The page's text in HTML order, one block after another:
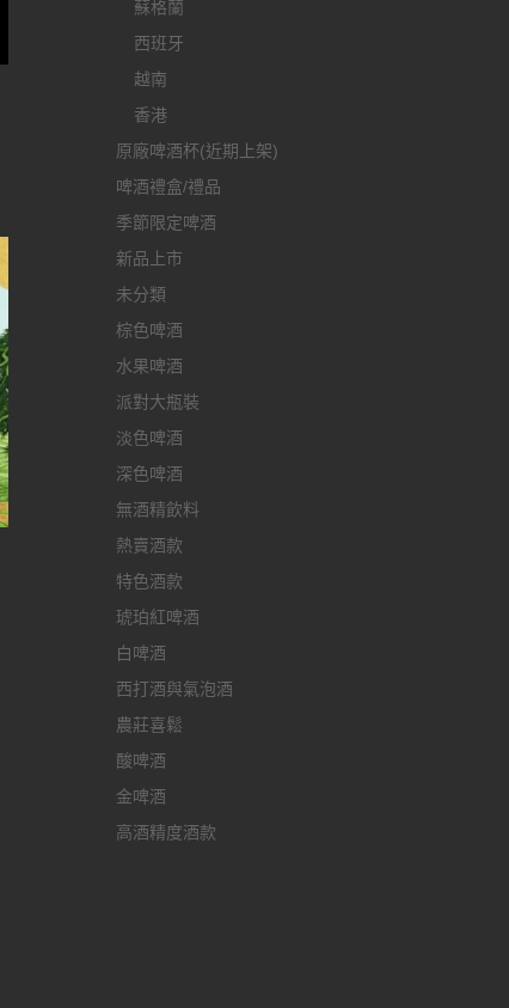
蘇格蘭
西班牙
越南
香港
原廠啤酒杯(近期上架)
啤酒禮盒/禮品
季節限定啤酒
新品上市
未分類
棕色啤酒
水果啤酒
派對大瓶裝
淡色啤酒
深色啤酒
無酒精飲料
熱賣酒款
特色酒款
琥珀紅啤酒
白啤酒
西打酒與氣泡酒
農莊喜鬆
酸啤酒
金啤酒
高酒精度酒款